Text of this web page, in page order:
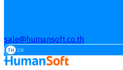
sale@humansoft.co.th
TH EN